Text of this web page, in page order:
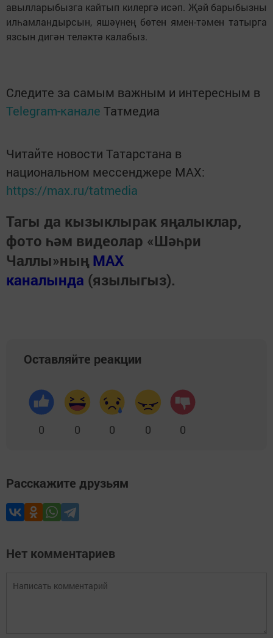
авылларыбызга кайтып килергә исәп. Җәй барыбызны
илһамландырсын, яшәүнең бөтен ямен-тәмен татырга
язсын дигән теләктә калабыз.
Следите за самым важным и интересным в
Telegram-канале Татмедиа
Читайте новости Татарстана в
национальном мессенджере MАХ:
https://max.ru/tatmedia
Тагы да кызыклырак яңалыклар,
фото һәм видеолар «Шәһри
Чаллы»ның MAX
каналында (язылыгыз).
Оставляйте реакции
0 0 0 0 0
Расскажите друзьям
Нет комментариев